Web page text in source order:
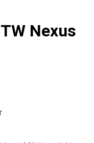
Nexus